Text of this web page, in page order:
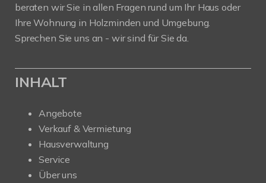
beraten wir Sie in allen Fragen rund um Ihr Haus oder
Ihre Wohnung in Holzminden und Umgebung.
Sprechen Sie uns an - wir sind für Sie da.
INHALT
Angebote
Verkauf & Vermietung
Hausverwaltung
Service
Über uns